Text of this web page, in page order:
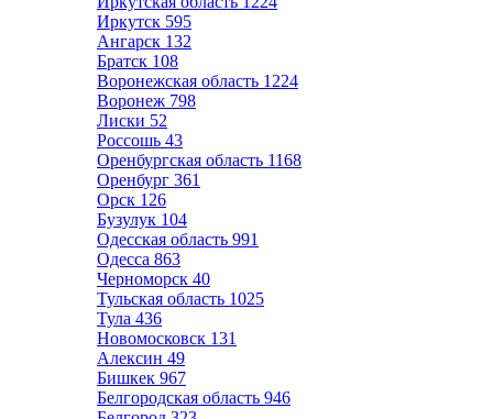
Иркутск 595
Ангарск 132
Братск 108
Воронежская область 1224
Воронеж 798
Лиски 52
Россошь 43
Оренбургская область 1168
Оренбург 361
Орск 126
Бузулук 104
Одесская область 991
Одесса 863
Черноморск 40
Тульская область 1025
Тула 436
Новомосковск 131
Алексин 49
Бишкек 967
Белгородская область 946